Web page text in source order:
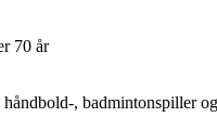
70 år
, badmintonspiller